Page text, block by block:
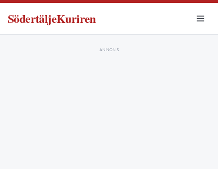
SödertäljeKuriren
ANNONS